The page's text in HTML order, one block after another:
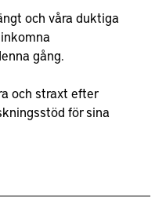
och våra duktiga
gång.
och straxt efter
för sina